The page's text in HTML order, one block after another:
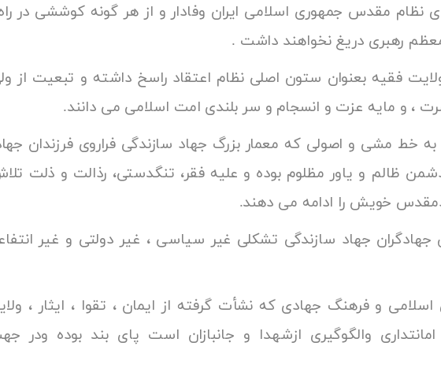
نظام مقدس جمهوری اسلامی ایران وفادار و از هر گونه کوششی در
و مقام معظم رهبری دریغ نخواهند
فقیه بعنوان ستون اصلی نظام اعتقاد راسخ داشته و تبعیت از
آن حضرت ، و مایه عزت و انسجام و سر بلندی امت
به خط مشی و اصولی که معمار بزرگ جهاد سازندگی فراروی فرزندان
ظالم و یاور مظلوم بوده و علیه فقر، تنگدستی، رذالت و ذلت
غربی جهادمقدس خویش را ادامه می دهند.
جهادگران جهاد سازندگی تشکلی غیر سیاسی ، غیر دولتی و غیر
کانون می
اسلامی و فرهنگ جهادی که نشأت گرفته از ایمان ، تقوا ، ایثار ،
والگوگیری ازشهدا و جانبازان است پای بند بوده